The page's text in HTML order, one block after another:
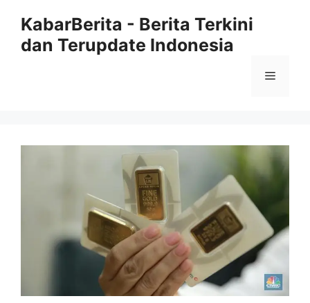
KabarBerita - Berita Terkini
dan Terupdate Indonesia
Menu